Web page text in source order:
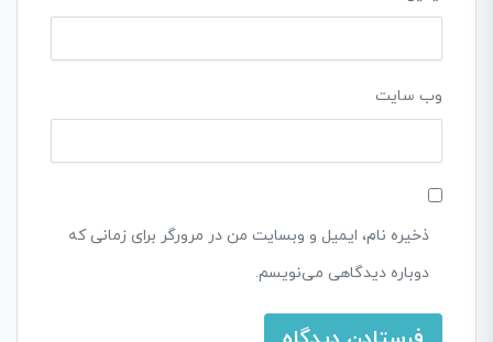
وب‌ سایت
ذخیره نام، ایمیل و وبسایت من در مرورگر برای زمانی که
دوباره دیدگاهی می‌نویسم.